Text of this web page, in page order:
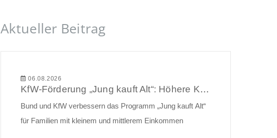
Aktueller Beitrag
06.08.2026
KfW-Förderung „Jung kauft Alt“: Höhere Kredite ab August 2026
Bund und KfW verbessern das Programm „Jung kauft Alt“
für Familien mit kleinem und mittlerem Einkommen